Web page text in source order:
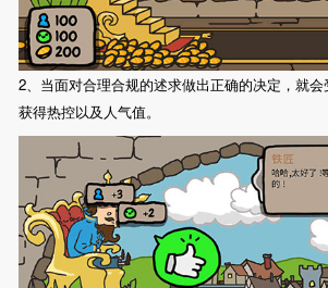
2、当面对合理合规的述求做出正确的决定，就
获得热控以及人气值。